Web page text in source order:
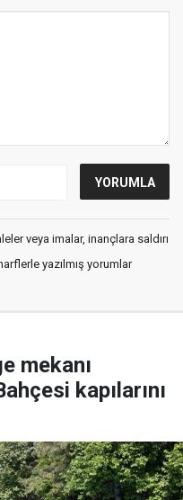
veya imalar, inançlara saldırı
yazılmış yorumlar
mekanı
kapılarını